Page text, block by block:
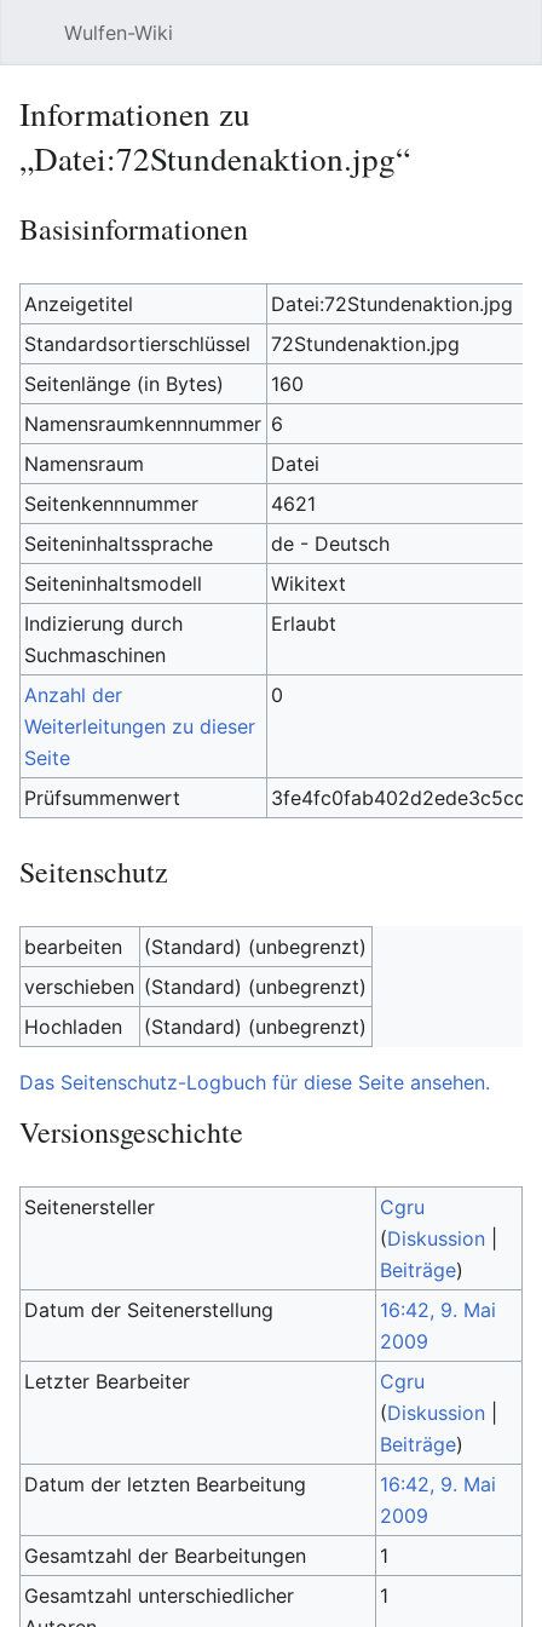
Wulfen-Wiki
Informationen zu
„Datei:72Stundenaktion.jpg“
Basisinformationen
Anzeigetitel
Datei:72Stundenaktion.jpg
Standardsortierschlüssel
72Stundenaktion.jpg
Seitenlänge (in Bytes)
160
Namensraumkennnummer 6
Namensraum
Datei
Seitenkennnummer
4621
Seiteninhaltssprache
de - Deutsch
Seiteninhaltsmodell
Wikitext
Indizierung durch
Suchmaschinen
Erlaubt
Anzahl der
Weiterleitungen zu dieser
Seite
0
Prüfsummenwert
Seitenschutz
bearbeiten
(Standard) (unbegrenzt)
verschieben (Standard) (unbegrenzt)
Hochladen
(Standard) (unbegrenzt)
Das Seitenschutz-Logbuch für diese Seite ansehen.
Versionsgeschichte
Seitenersteller
Cgru
(Diskussion
Beiträge)
Datum der Seitenerstellung
16:42, 9. Mai
2009
Letzter Bearbeiter
Cgru
(Diskussion
Beiträge)
Datum der letzten Bearbeitung
16:42, 9. Mai
2009
Gesamtzahl der Bearbeitungen
1
Gesamtzahl unterschiedlicher
1